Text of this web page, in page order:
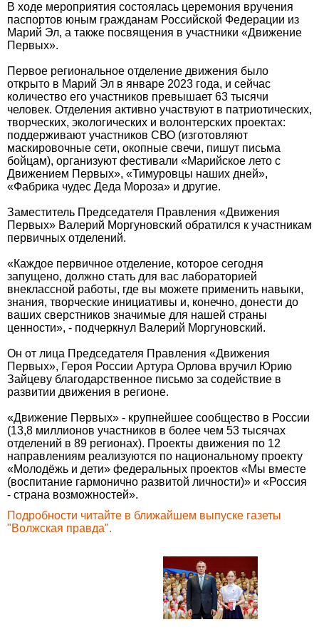
В ходе мероприятия состоялась церемония вручения
паспортов юным гражданам Российской Федерации из
Марий Эл, а также посвящения в участники «Движение
Первых».
Первое региональное отделение движения было
открыто в Марий Эл в январе 2023 года, и сейчас
количество его участников превышает 63 тысячи
человек. Отделения активно участвуют в патриотических,
творческих, экологических и волонтерских проектах:
поддерживают участников СВО (изготовляют
маскировочные сети, окопные свечи, пишут письма
бойцам), организуют фестивали «Марийское лето с
Движением Первых», «Тимуровцы наших дней»,
«Фабрика чудес Деда Мороза» и другие.
Заместитель Председателя Правления «Движения
Первых» Валерий Моргуновский обратился к участникам
первичных отделений.
«Каждое первичное отделение, которое сегодня
запущено, должно стать для вас лабораторией
внеклассной работы, где вы можете применить навыки,
знания, творческие инициативы и, конечно, донести до
ваших сверстников значимые для нашей страны
ценности», - подчеркнул Валерий Моргуновский.
Он от лица Председателя Правления «Движения
Первых», Героя России Артура Орлова вручил Юрию
Зайцеву благодарственное письмо за содействие в
развитии движения в регионе.
«Движение Первых» - крупнейшее сообщество в России
(13,8 миллионов участников в более чем 53 тысячах
отделений в 89 регионах). Проекты движения по 12
направлениям реализуются по национальному проекту
«Молодёжь и дети» федеральных проектов «Мы вместе
(воспитание гармонично развитой личности)» и «Россия
- страна возможностей».
Подробности читайте в ближайшем выпуске газеты
"Волжская правда".